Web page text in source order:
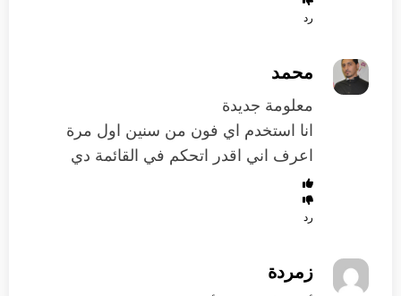
رد
محمد
معلومة جديدة
انا استخدم اي فون من سنين اول مرة
اعرف اني اقدر اتحكم في القائمة دي
رد
زمردة